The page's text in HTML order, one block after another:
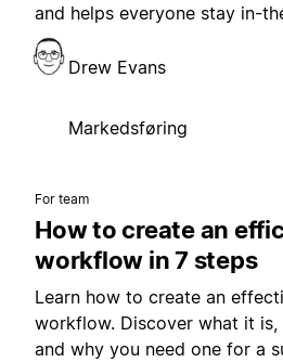
and helps everyone stay in-
Drew Evans
Markedsføring
For team
How to create an
workflow in 7 steps
Learn how to create an
workflow. Discover what it
and why you need one for a